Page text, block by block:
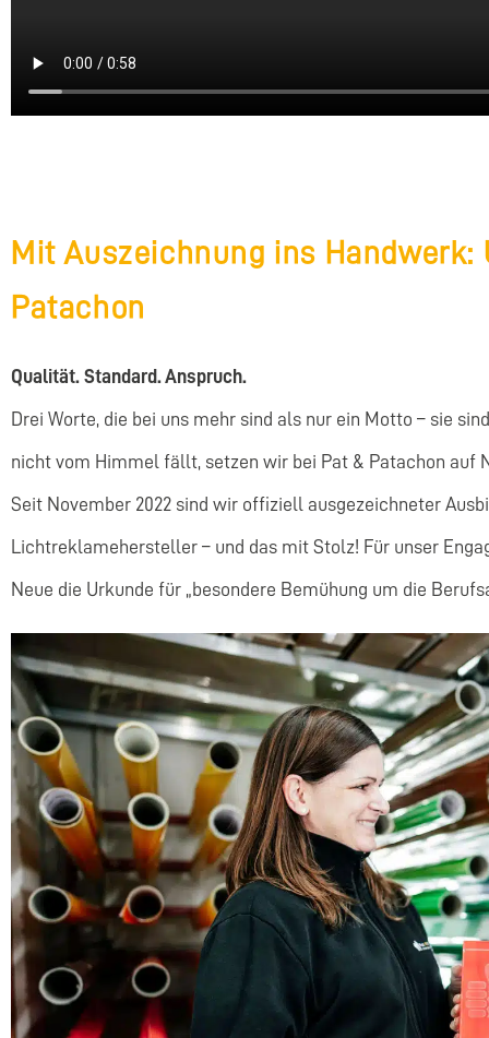
Mit Auszeichnung ins Handwerk:
Patachon
Qualität. Standard. Anspruch.
Drei Worte, die bei uns mehr sind als nur ein Motto – sie
nicht vom Himmel fällt, setzen wir bei Pat & Patachon auf
Seit November 2022 sind wir offiziell ausgezeichneter
Lichtreklamehersteller – und das mit Stolz! Für unser
Neue die Urkunde für „besondere Bemühung um die